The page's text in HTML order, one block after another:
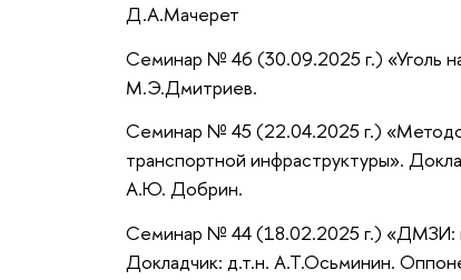
Д.А.Мачерет
Семинар № 46 (30.09.2025 г.) «Уголь
М.Э.Дмитриев.
Семинар № 45 (22.04.2025 г.)
транспортной инфраструктуры».
А.Ю. Добрин.
Семинар № 44 (18.02.2025 г.) «ДМЗИ:
Докладчик: д.т.н. А.Т.Осьминин.